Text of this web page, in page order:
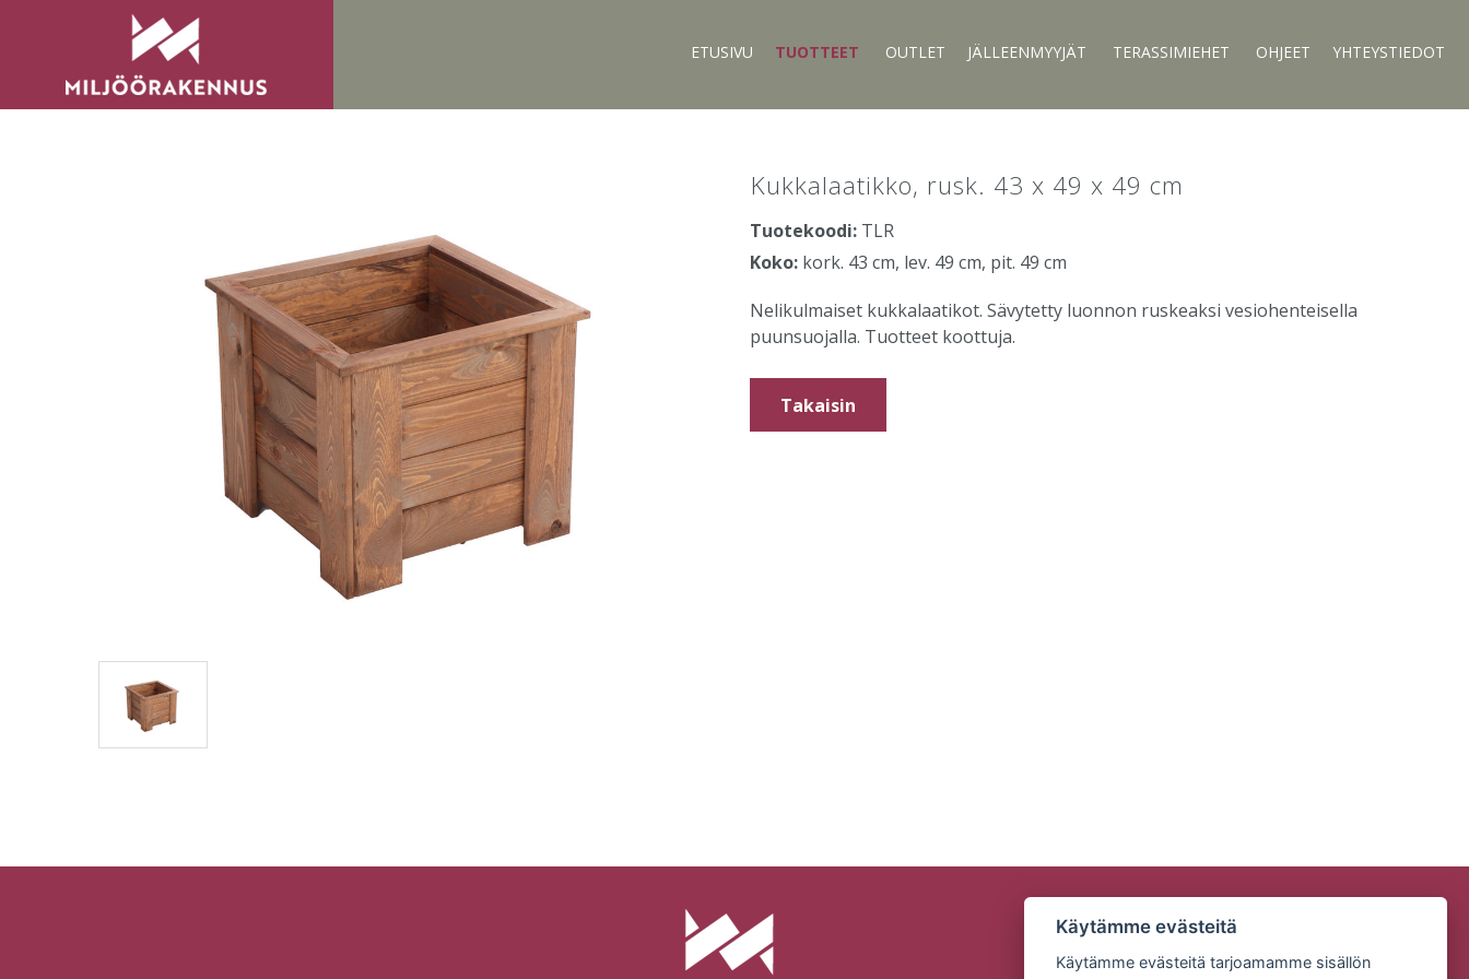
ETUSIVU TUOTTEET OUTLET JÄLLEENMYYJÄT TERASSIMIEHET OHJEET YHTEYSTIEDOT
Kukkalaatikko, rusk. 43 x 49 x 49 cm
Tuotekoodi: TLR
Koko: kork. 43 cm, lev. 49 cm, pit. 49 cm
Nelikulmaiset kukkalaatikot. Sävytetty luonnon ruskeaksi vesiohenteisella
puunsuojalla. Tuotteet koottuja.
Takaisin
Käytämme evästeitä
Käytämme evästeitä tarjoamamme sisällön